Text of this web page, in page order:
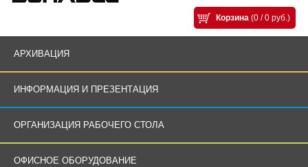
Корзина (0 / 0 руб.)
АРХИВАЦИЯ
ИНФОРМАЦИЯ И ПРЕЗЕНТАЦИЯ
ОРГАНИЗАЦИЯ РАБОЧЕГО СТОЛА
ОФИСНОЕ ОБОРУДОВАНИЕ